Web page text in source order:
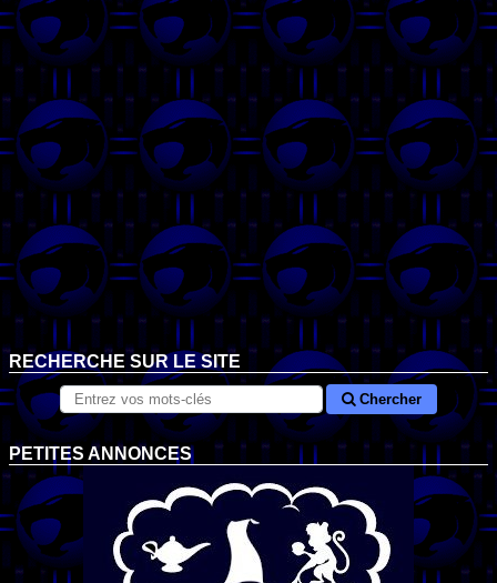
RECHERCHE SUR LE SITE
Chercher
PETITES ANNONCES